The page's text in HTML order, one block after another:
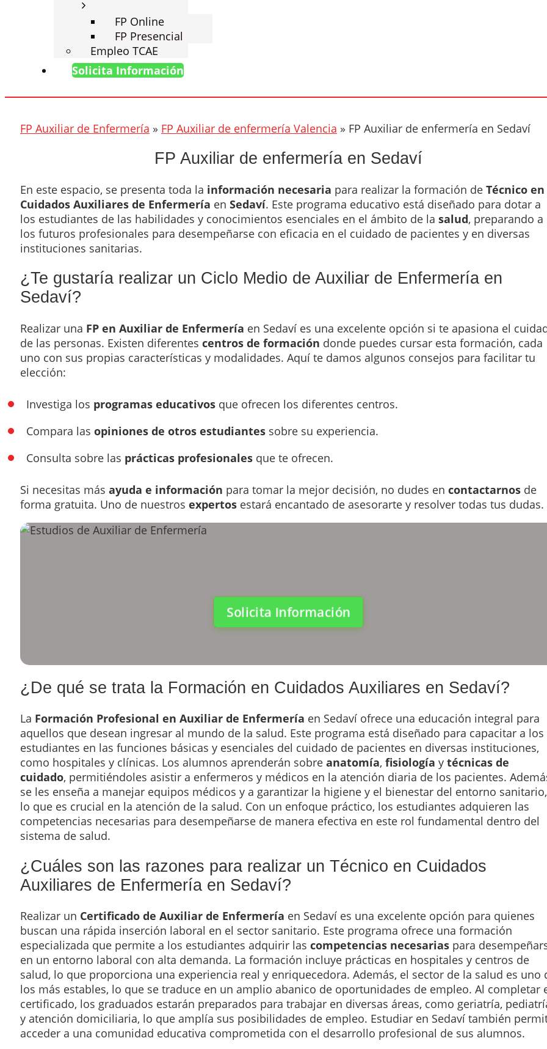
FP Online
FP Presencial
Empleo TCAE
Solicita Información
FP Auxiliar de Enfermería » FP Auxiliar de enfermería Valencia » FP Auxiliar de enfermería en Sedaví
FP Auxiliar de enfermería en Sedaví
En este espacio, se presenta toda la información necesaria para realizar la formación de Técnico en
Cuidados Auxiliares de Enfermería en Sedaví. Este programa educativo está diseñado para dotar a
los estudiantes de las habilidades y conocimientos esenciales en el ámbito de la salud, preparando a
los futuros profesionales para desempeñarse con eficacia en el cuidado de pacientes y en diversas
instituciones sanitarias.
¿Te gustaría realizar un Ciclo Medio de Auxiliar de Enfermería en
Sedaví?
Realizar una FP en Auxiliar de Enfermería en Sedaví es una excelente opción si te apasiona el
de las personas. Existen diferentes centros de formación donde puedes cursar esta formación, cada
uno con sus propias características y modalidades. Aquí te damos algunos consejos para facilitar tu
elección:
Investiga los programas educativos que ofrecen los diferentes centros.
Compara las opiniones de otros estudiantes sobre su experiencia.
Consulta sobre las prácticas profesionales que te ofrecen.
Si necesitas más ayuda e información para tomar la mejor decisión, no dudes en contactarnos de
forma gratuita. Uno de nuestros expertos estará encantado de asesorarte y resolver todas tus dudas.
Solicita Información
¿De qué se trata la Formación en Cuidados Auxiliares en Sedaví?
La Formación Profesional en Auxiliar de Enfermería en Sedaví ofrece una educación integral para
aquellos que desean ingresar al mundo de la salud. Este programa está diseñado para capacitar a los
estudiantes en las funciones básicas y esenciales del cuidado de pacientes en diversas instituciones,
como hospitales y clínicas. Los alumnos aprenderán sobre anatomía, fisiología y técnicas de
cuidado, permitiéndoles asistir a enfermeros y médicos en la atención diaria de los pacientes.
se les enseña a manejar equipos médicos y a garantizar la higiene y el bienestar del entorno sanitario,
lo que es crucial en la atención de la salud. Con un enfoque práctico, los estudiantes adquieren las
competencias necesarias para desempeñarse de manera efectiva en este rol fundamental dentro del
sistema de salud.
¿Cuáles son las razones para realizar un Técnico en Cuidados
Auxiliares de Enfermería en Sedaví?
Realizar un Certificado de Auxiliar de Enfermería en Sedaví es una excelente opción para quienes
buscan una rápida inserción laboral en el sector sanitario. Este programa ofrece una formación
especializada que permite a los estudiantes adquirir las competencias necesarias para
en un entorno laboral con alta demanda. La formación incluye prácticas en hospitales y centros de
salud, lo que proporciona una experiencia real y enriquecedora. Además, el sector de la salud es uno
los más estables, lo que se traduce en un amplio abanico de oportunidades de empleo. Al completar
certificado, los graduados estarán preparados para trabajar en diversas áreas, como geriatría,
y atención domiciliaria, lo que amplía sus posibilidades de empleo. Estudiar en Sedaví también
acceder a una comunidad educativa comprometida con el desarrollo profesional de sus alumnos.